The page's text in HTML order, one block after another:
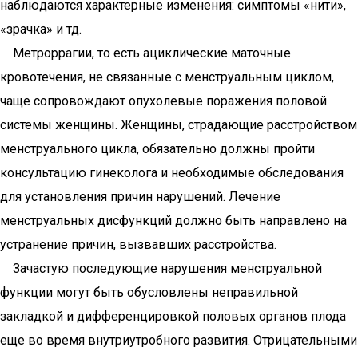
наблюдаются характерные изменения: симптомы «нити»,
«зрачка» и тд.
Метроррагии, то есть ациклические маточные
кровотечения, не связанные с менструальным циклом,
чаще сопровождают опухолевые поражения половой
системы женщины. Женщины, страдающие расстройством
менструального цикла, обязательно должны пройти
консультацию гинеколога и необходимые обследования
для установления причин нарушений. Лечение
менструальных дисфункций должно быть направлено на
устранение причин, вызвавших расстройства.
Зачастую последующие нарушения менструальной
функции могут быть обусловлены неправильной
закладкой и дифференцировкой половых органов плода
еще во время внутриутробного развития. Отрицательными